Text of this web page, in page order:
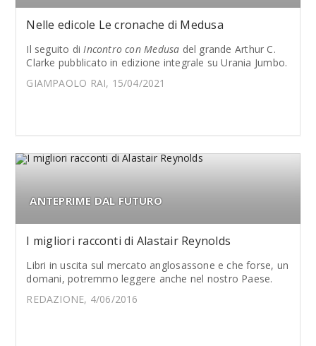
Nelle edicole Le cronache di Medusa
Il seguito diIncontro con Medusa del grande Arthur C.
Clarke pubblicato in edizione integrale su Urania Jumbo.
GIAMPAOLO RAI, 15/04/2021
ANTEPRIME DAL FUTURO
I migliori racconti di Alastair Reynolds
Libri in uscita sul mercato anglosassone e che forse, un
domani, potremmo leggere anche nel nostro Paese.
REDAZIONE, 4/06/2016